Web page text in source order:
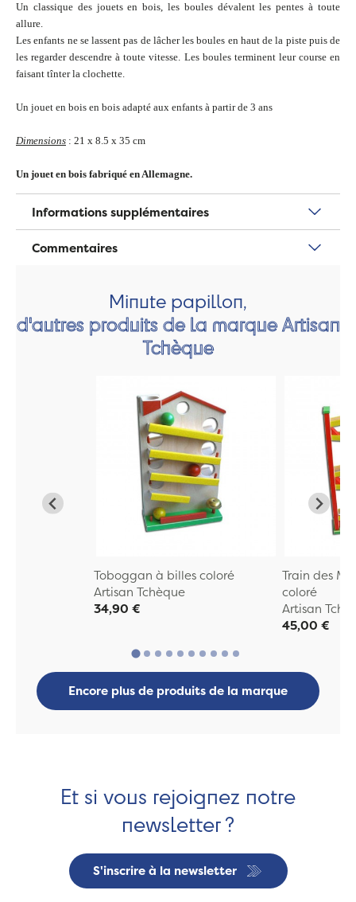
Un classique des jouets en bois, les boules dévalent les pentes à toute
allure.
Les enfants ne se lassent pas de lâcher les boules en haut de la piste puis de
les regarder descendre à toute vitesse. Les boules terminent leur course en
faisant tînter la clochette.
Un jouet en bois en bois adapté aux enfants à partir de 3 ans
Dimensions : 21 x 8.5 x 35 cm
Un jouet en bois fabriqué en Allemagne.
Informations supplémentaires
Commentaires
Minute papillon,
d'autres produits de la marque Artisan
Tchèque
Toboggan à billes coloré
Artisan Tchèque
34,90 €
Train des
coloré
Artisan
45,00 €
Encore plus de produits de la marque
Et si vous rejoignez notre
newsletter ?
S'inscrire à la newsletter